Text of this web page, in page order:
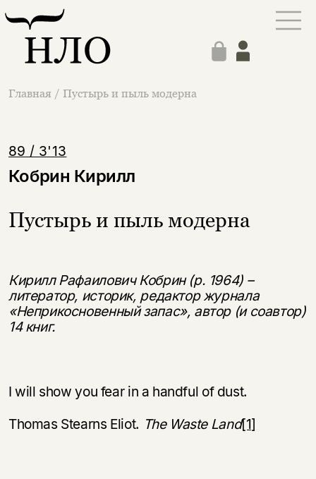
Главная / Пустырь и пыль модерна
89 / 3'13
Кобрин Кирилл
Пустырь и пыль модерна
Кирилл Рафаилович Кобрин (р. 1964) –
литератор, историк, редактор журнала
«Неприкосновенный запас», автор (и соавтор)
14 книг.
I will show you fear in a handful of dust.
Thomas Stearns Eliot. The Waste Land[1]